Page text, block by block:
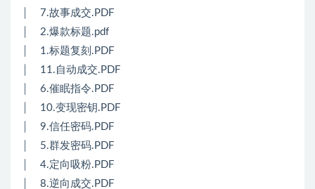
│ 7.故事成交.PDF
│ 2.爆款标题.pdf
│ 1.标题复刻.PDF
│ 11.自动成交.PDF
│ 6.催眠指令.PDF
│ 10.变现密钥.PDF
│ 9.信任密码.PDF
│ 5.群发密码.PDF
│ 4.定向吸粉.PDF
│ 8.逆向成交.PDF